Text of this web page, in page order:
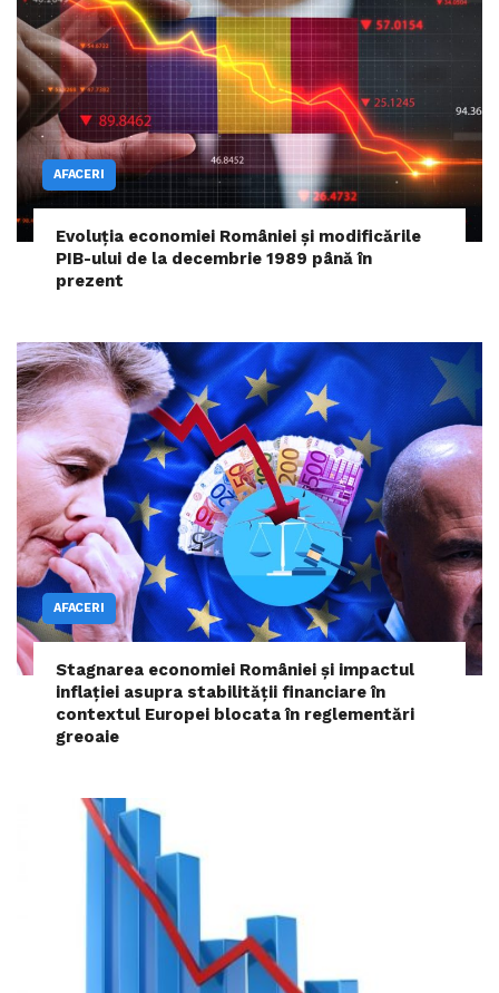
AFACERI
Evoluția economiei României și modificările
PIB-ului de la decembrie 1989 până în
prezent
AFACERI
Stagnarea economiei României și impactul
inflației asupra stabilității financiare în
contextul Europei blocata în reglementări
greoaie